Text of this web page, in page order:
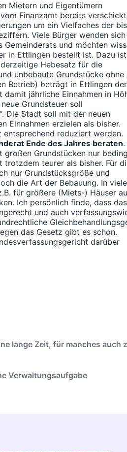
Mietern und Eigentümern
Finanzamt bereits
um ein Vielfaches der
Viele Bürger wenden sich
Gemeinderats und möchten
in Ettlingen bestellt ist. Dazu ist
Hebesatz für die
unbebaute Grundstücke ohne
Betrieb) beträgt in Ettlingen
damit jährliche Einnahmen in
Grundsteuer soll
Die Stadt soll mit der neuen
Einnahmen erzielen als bisher.
entsprechend reduziert werden.
Ende des Jahres beraten
großen Grundstücken nur
trotzdem teurer als bisher. Für
nur Grundstücksgröße und
die Art der Bebauung. In
für größere (Miets-) Häuser
Ich persönlich finde, dass das
und auch
das Gesetz gibt es schon.
darüber
lange Zeit, für manches auch
Verwaltungsaufgabe